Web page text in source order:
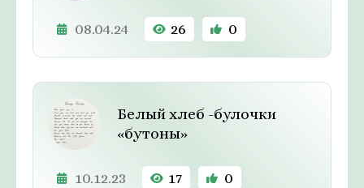
08.04.24 26 0
Белый хлеб -булочки
«бутоны»
10.12.23 17 0